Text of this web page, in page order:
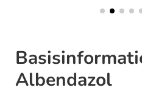
Albendazol